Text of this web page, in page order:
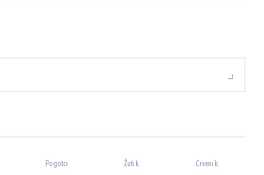
Pogotci Žuti k. Crveni k.